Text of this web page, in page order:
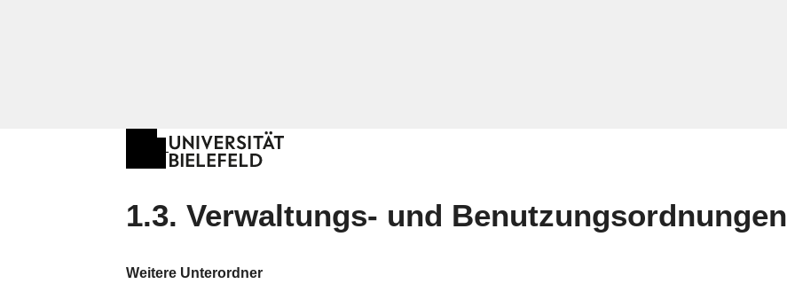
1.3. Verwaltungs- und Benutzungsordnungen
Weitere Unterordner